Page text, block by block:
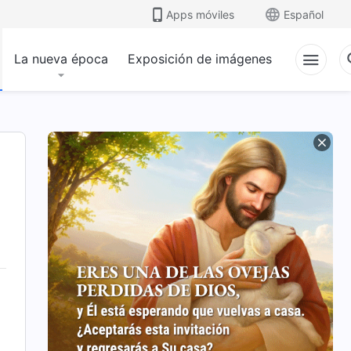
Apps móviles Español
La nueva época Exposición de imágenes